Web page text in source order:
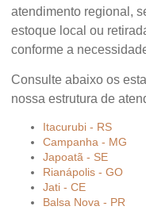
atendimento regional,
estoque local ou
conforme a
Consulte abaixo os
nossa estrutura de
Itacurubi - RS
Campanha - MG
Japoatã - SE
Rianápolis - GO
Jati - CE
Balsa Nova - PR